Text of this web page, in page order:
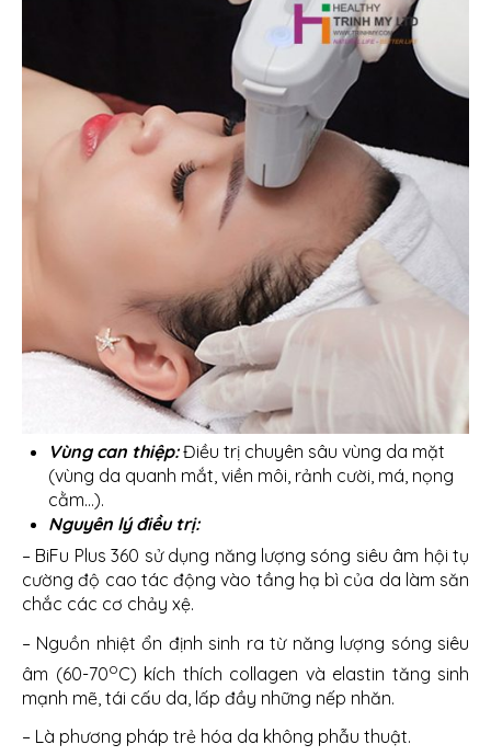
Vùng can thiệp:Điều trị chuyên sâu vùng da mặt
(vùng da quanh mắt, viền môi, rảnh cười, má, nọng
cằm…).
Nguyên lý điều trị:
– BiFu Plus 360 sử dụng năng lượng sóng siêu âm hội tụ
cường độ cao tác động vào tầng hạ bì của da làm săn
chắc các cơ chảy xệ.
– Nguồn nhiệt ổn định sinh ra từ năng lượng sóng siêu
âm (60-70oC) kích thích collagen và elastin tăng sinh
mạnh mẽ, tái cấu da, lấp đầy những nếp nhăn.
– Là phương pháp trẻ hóa da không phẫu thuật.